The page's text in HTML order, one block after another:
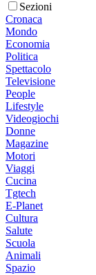
Sezioni
Cronaca
Mondo
Economia
Politica
Spettacolo
Televisione
People
Lifestyle
Videogiochi
Donne
Magazine
Motori
Viaggi
Cucina
Tgtech
E-Planet
Cultura
Salute
Scuola
Animali
Spazio